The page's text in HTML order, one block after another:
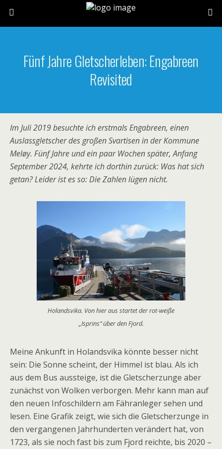
Fünf Jahre Gletscherleben: Engabreen
Revisited
Im Juli 2019 besuchte ich erstmals Engabreen, einen
Auslassgletscher des großen Svartisen in der Kommune
Meløy. Fünf Jahre und ein paar Wochen später, Anfang
September 2024, kehrte ich dorthin zurück: Was hat sich
getan? Leider ist es so: Die Zahlen lügen nicht.
Holandsvika. Von hier aus startet der rot-weiße
„Isprins“ über den Fjord.
Meine Ankunft in Holandsvika könnte besser nicht
sein: Die Sonne scheint, der Himmel ist blau. Als ich
aus dem Bus aussteige, ist die Gletscherzunge aber
zunächst von Wolken verborgen. Mehr kann man auf
den neuen Infoschildern am Fähranleger sehen und
lesen. Eine Grafik zeigt, wie sich die Gletscherzunge in
den vergangenen Jahrhunderten verändert hat, von
1723, als sie noch fast bis zum Fjord reichte, bis 2020 –